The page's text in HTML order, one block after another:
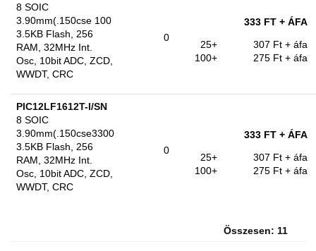
8 SOIC
3.90mm(.150cse 100
3.5KB Flash, 256
RAM, 32MHz Int.
Osc, 10bit ADC, ZCD,
WWDT, CRC
0
333 FT + ÁFA
25+
307 Ft + áfa
100+
275 Ft + áfa
PIC12LF1612T-I/SN
8 SOIC
3.90mm(.150cse3300
3.5KB Flash, 256
RAM, 32MHz Int.
Osc, 10bit ADC, ZCD,
WWDT, CRC
0
333 FT + ÁFA
25+
307 Ft + áfa
100+
275 Ft + áfa
Összesen: 11